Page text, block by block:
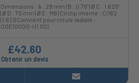
Dimensions : A : 28 mm | B : 0.75" | Ø C : 1.625"
| Ø D : 70 mm | Ø E : M6 | Circlip interne : CI162
(1.62) | Convient pour rotule radiale :
OGE100DO-I (1.00)
Obtenir un devis
£42.60